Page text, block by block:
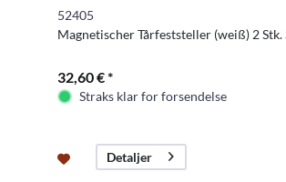
52405
Magnetischer Tårfeststeller (weiß) 2 Stk.
32,60 € *
Straks klar for forsendelse
Detaljer